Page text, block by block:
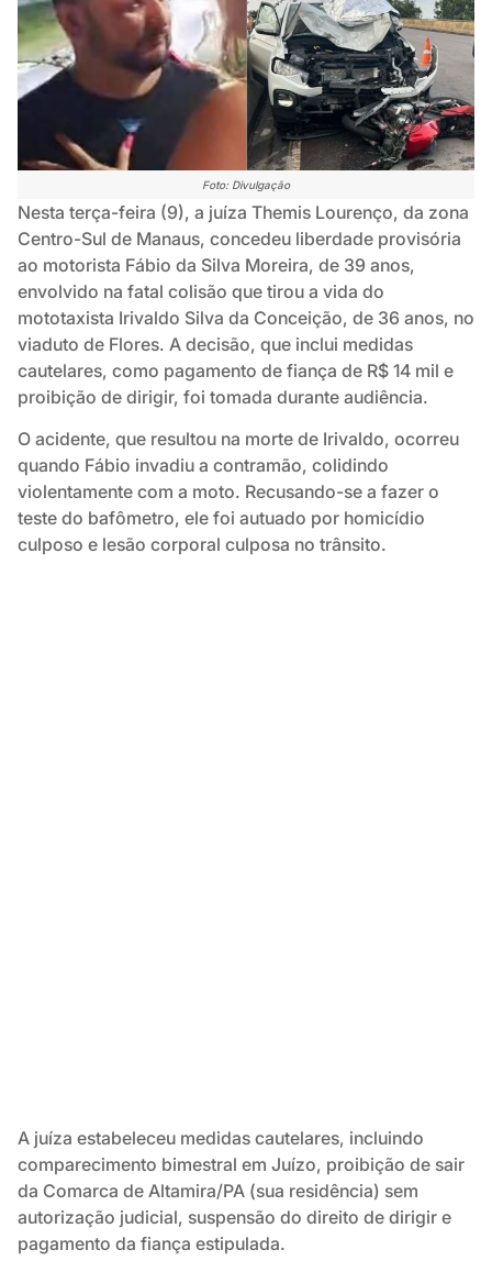
Foto: Divulgação
Nesta terça-feira (9), a juíza Themis Lourenço, da zona
Centro-Sul de Manaus, concedeu liberdade provisória
ao motorista Fábio da Silva Moreira, de 39 anos,
envolvido na fatal colisão que tirou a vida do
mototaxista Irivaldo Silva da Conceição, de 36 anos, no
viaduto de Flores. A decisão, que inclui medidas
cautelares, como pagamento de fiança de R$ 14 mil e
proibição de dirigir, foi tomada durante audiência.
O acidente, que resultou na morte de Irivaldo, ocorreu
quando Fábio invadiu a contramão, colidindo
violentamente com a moto. Recusando-se a fazer o
teste do bafômetro, ele foi autuado por homicídio
culposo e lesão corporal culposa no trânsito.
A juíza estabeleceu medidas cautelares, incluindo
comparecimento bimestral em Juízo, proibição de sair
da Comarca de Altamira/PA (sua residência) sem
autorização judicial, suspensão do direito de dirigir e
pagamento da fiança estipulada.